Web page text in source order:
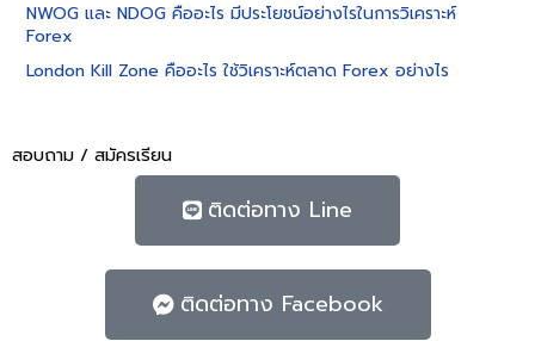
NWOG และ NDOG คืออะไร มีประโยชน์อย่างไรในการวิเคราะห์
Forex
London Kill Zone คืออะไร ใช้วิเคราะห์ตลาด Forex อย่างไร
สอบถาม / สมัครเรียน
ติดต่อทาง Line
ติดต่อทาง Facebook